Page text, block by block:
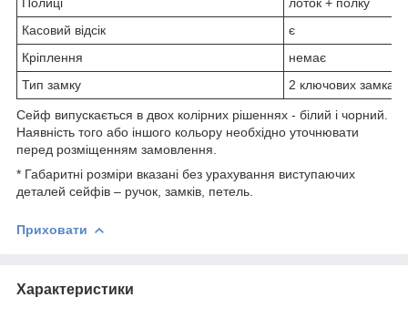
Касовий відсік
є
Кріплення
немає
Тип замку
2 ключових замка
Сейф випускається в двох колірних рішеннях - білий і чорний.
Наявність того або іншого кольору необхідно уточнювати
перед розміщенням замовлення.
* Габаритні розміри вказані без урахування виступаючих
деталей сейфів – ручок, замків, петель.
Приховати
Характеристики